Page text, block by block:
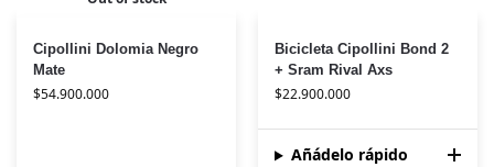
Cipollini Dolomia Negro
Mate
$54.900.000
Bicicleta Cipollini Bond 2
+ Sram Rival Axs
$22.900.000
Añádelo rápido